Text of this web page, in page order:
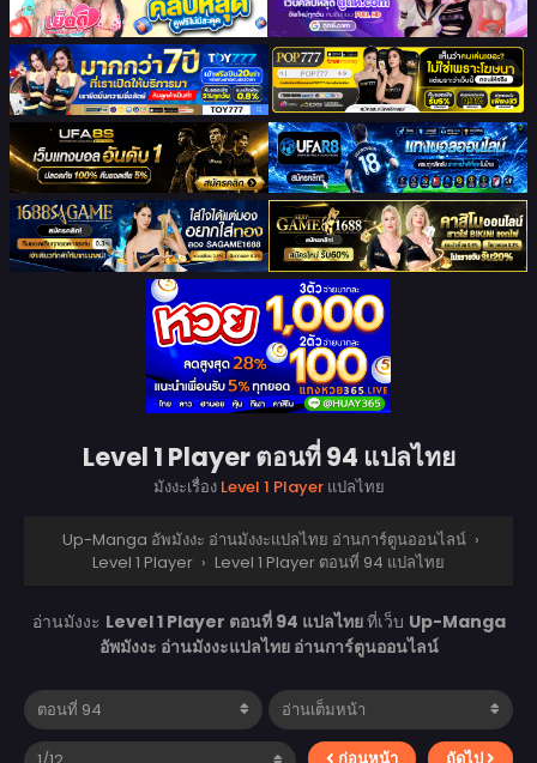
Level 1 Player ตอนที่ 94 แปลไทย
มังงะเรื่อง Level 1 Playerแปลไทย
Up-Manga อัพมังงะ อ่านมังงะแปลไทย อ่านการ์ตูนออนไลน์ ›
Level 1 Player › Level 1 Player ตอนที่ 94 แปลไทย
อ่านมังงะ Level 1 Player ตอนที่ 94 แปลไทยที่เว็บ Up-Manga
อัพมังงะ อ่านมังงะแปลไทย อ่านการ์ตูนออนไลน์